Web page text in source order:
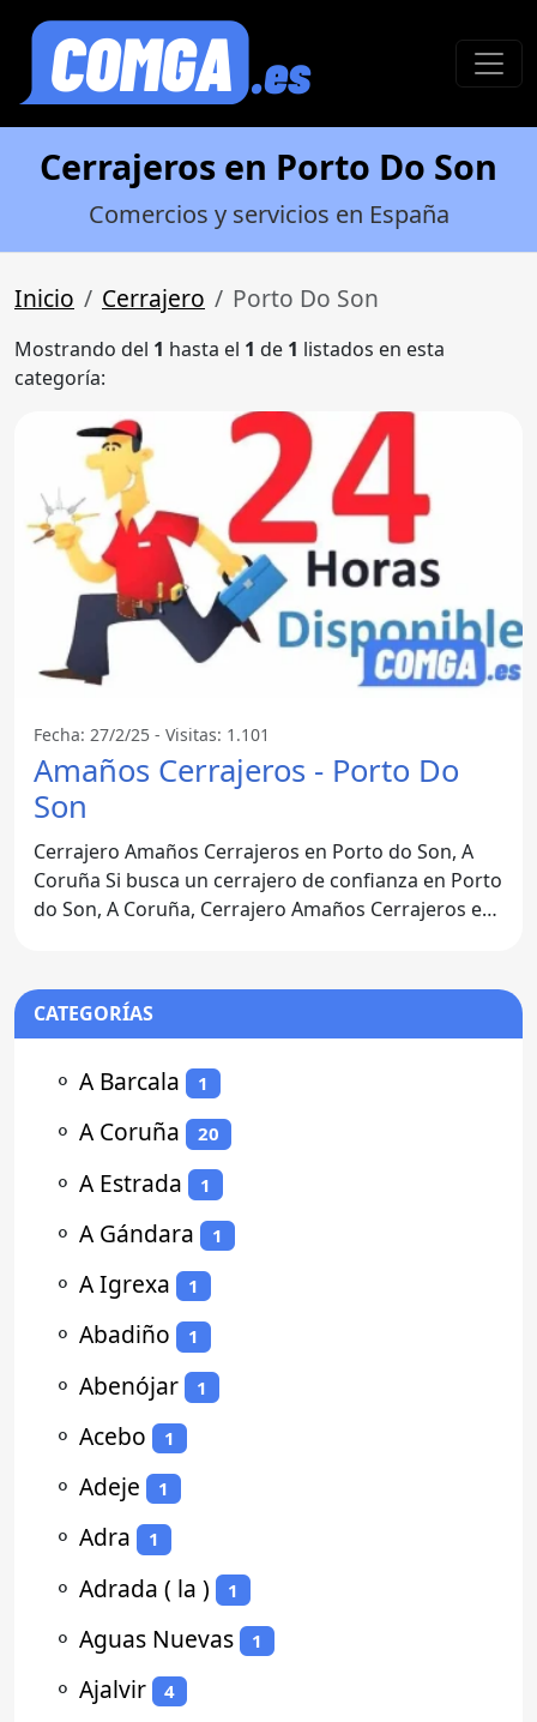
Cerrajeros en Porto Do Son
Comercios y servicios en España
Inicio Cerrajero Porto Do Son
Mostrando del 1 hasta el 1 de 1 listados en esta
categoría:
Fecha: 27/2/25 - Visitas: 1.101
Amaños Cerrajeros - Porto Do
Son
Cerrajero Amaños Cerrajeros en Porto do Son, A
Coruña Si busca un cerrajero de confianza en Porto
do Son, A Coruña, Cerrajero Amaños Cerrajeros es
CATEGORÍAS
⚬ A Barcala 1
⚬ A Coruña 20
⚬ A Estrada 1
⚬ A Gándara 1
⚬ A Igrexa 1
⚬ Abadiño 1
⚬ Abenójar 1
⚬ Acebo 1
⚬ Adeje 1
⚬ Adra 1
⚬ Adrada ( la ) 1
⚬ Aguas Nuevas 1
⚬ Ajalvir 4